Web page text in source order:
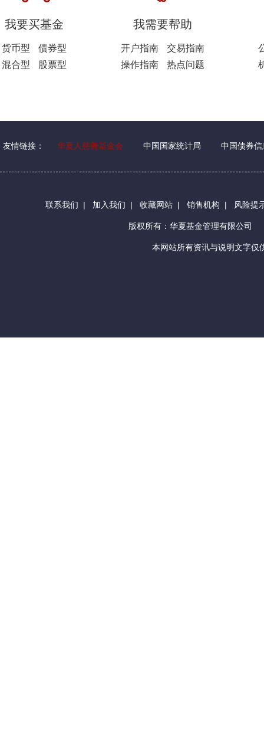
我要买基金
货币型
债券型
混合型
股票型
我需要帮助
开户指南
交易指南
操作指南
热点问题
友情链接： 华夏人慈善基金会 中国国家统计局 中国债券信
联系我们 | 加入我们 | 收藏网站 | 销售机构 | 风险提
版权所有：华夏基金管理有限公司
本网站所有资讯与说明文字仅